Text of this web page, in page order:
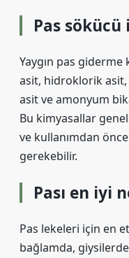
Pas
Yaygın pas
asit, hidroklorik
asit ve amonyum
Bu kimyasallar
ve kullanımdan
gerekebilir.
Pası en iyi
Pas lekeleri için en
bağlamda,